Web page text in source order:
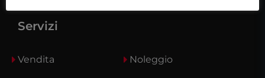
Servizi
Vendita Noleggio